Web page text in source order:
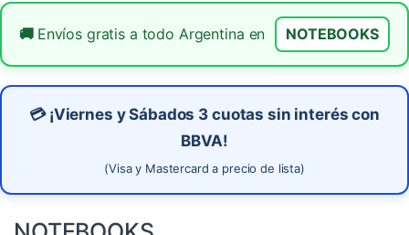
🚚 Envíos gratis a todo Argentina en NOTEBOOKS
💳 ¡Viernes y Sábados 3 cuotas sin interés con
BBVA!
(Visa y Mastercard a precio de lista)